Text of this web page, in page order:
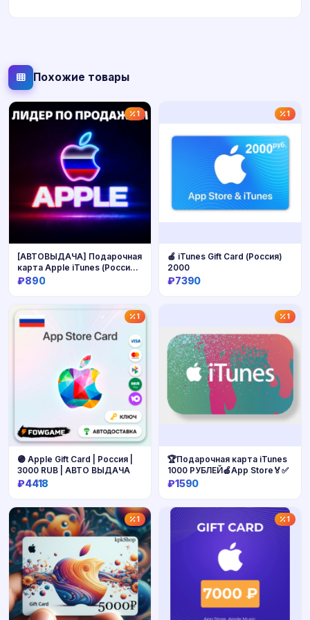
Похожие товары
1
[АВТОВЫДАЧА] Подарочная
карта Apple iTunes (Россия)
500-15000 руб. НИЗКАЯ
₽890
1
🍎 iTunes Gift Card (Россия)
2000
₽7390
1
Купить
🟣 Apple Gift Card | Россия |
3000 RUB | АВТО ВЫДАЧА
₽4418
1
🏆Подарочная карта iTunes
1000 РУБЛЕЙ🍏App Store🏅✅
₽1590
1 1